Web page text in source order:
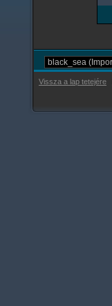
Vissza a lap tetejére